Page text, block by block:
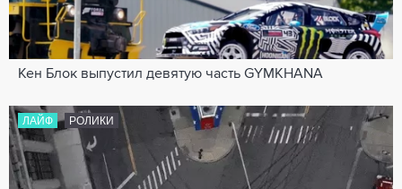
Кен Блок выпустил девятую часть GYMKHANA
ЛАЙФ РОЛИКИ